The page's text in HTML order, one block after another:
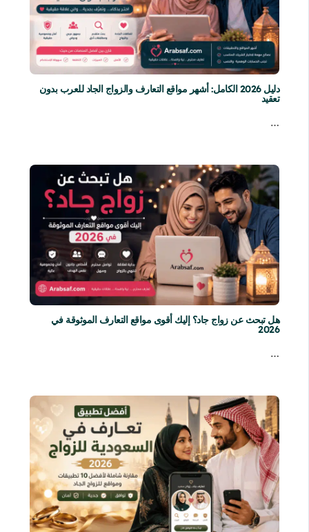
دليل 2026 الكامل: أشهر مواقع التعارف والزواج الجاد للعرب بدون
تعقيد
…
هل تبحث عن زواج جاد؟ إليك أقوى مواقع التعارف الموثوقة في
2026
…